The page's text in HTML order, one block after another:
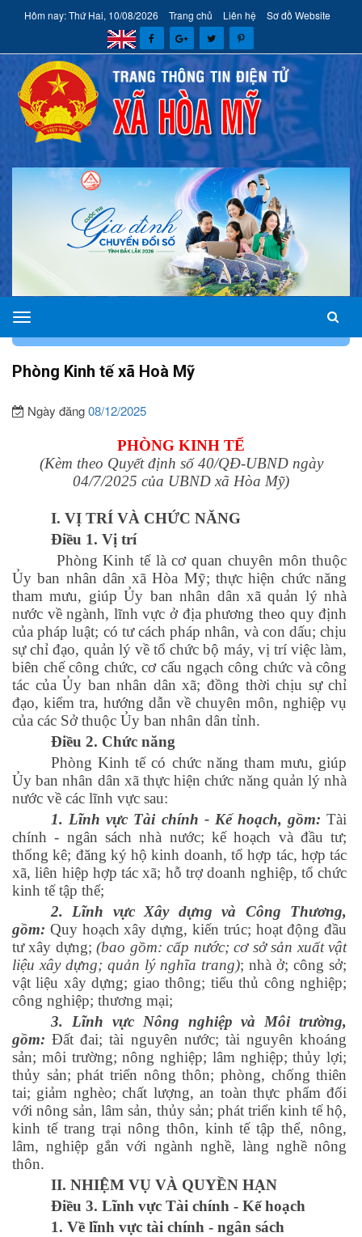
Hôm nay: Thứ Hai, 10/08/2026 Trang chủ Liên hệ Sơ đồ Website
xã
Hòa
Mỹ
Phòng Kinh tế xã Hoà Mỹ
Ngày đăng08/12/2025
PHÒNG KINH TẾ
(Kèm theo Quyết định số 40/QĐ-UBND ngày
04/7/2025 của UBND xã Hòa Mỹ)
I. VỊ TRÍ VÀ CHỨC NĂNG
Điều 1. Vị trí
Phòng Kinh tế là cơ quan chuyên môn thuộc
Ủy ban nhân dân xã Hòa Mỹ; thực hiện chức năng
tham mưu, giúp Ủy ban nhân dân xã quản lý nhà
nước về ngành, lĩnh vực ở địa phương theo quy định
của pháp luật; có tư cách pháp nhân, và con dấu; chịu
sự chỉ đạo, quản lý về tổ chức bộ máy, vị trí việc làm,
biên chế công chức, cơ cấu ngạch công chức và công
tác của Ủy ban nhân dân xã; đồng thời chịu sự chỉ
đạo, kiểm tra, hướng dẫn về chuyên môn, nghiệp vụ
của các Sở thuộc Ủy ban nhân dân tỉnh.
Điều 2. Chức năng
Phòng Kinh tếcó chức năngtham mưu, giúp
Ủy ban nhân dân xã thực hiện chức năng quản lý nhà
nước về các lĩnh vực sau:
1. Lĩnh vực Tài chính - Kế hoạch, gồm: Tài
chính - ngân sách nhà nước; kế hoạch và đầu tư;
thống kê; đăng ký hộ kinh doanh, tổ hợp tác, hợp tác
xã, liên hiệp hợp tác xã; hỗ trợ doanh nghiệp, tổ chức
kinh tế tập thể;
2. Lĩnh vực Xây dựng và Công Thương,
gồm: Quy hoạch xây dựng, kiến trúc; hoạt động đầu
tư xây dựng;(bao gồm: cấp nước; cơ sở sản xuất vật
liệu xây dựng; quản lý nghĩa trang); nhà ở; công sở;
vật liệu xây dựng; giao thông; tiểu thủ công nghiệp;
công nghiệp; thương mại;
3. Lĩnh vực Nông nghiệp và Môi trường,
gồm: Đất đai; tài nguyên nước; tài nguyên khoáng
sản; môi trường; nông nghiệp; lâm nghiệp; thủy lợi;
thủy sản; phát triển nông thôn; phòng, chống thiên
tai; giảm nghèo; chất lượng, an toàn thực phẩm đối
với nông sản, lâm sản, thủy sản; phát triển kinh tế hộ,
kinh tế trang trại nông thôn, kinh tế tập thể, nông,
lâm, nghiệp gắn với ngành nghề, làng nghề nông
thôn.
II. NHIỆM VỤ VÀ QUYỀN HẠN
Điều 3. Lĩnh vực Tài chính - Kế hoạch
1. Về lĩnh vực tài chính - ngân sách